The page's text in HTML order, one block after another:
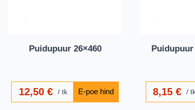
Puidupuur 26×460
12,50 € tk
Puidupuur
8,15€ tk